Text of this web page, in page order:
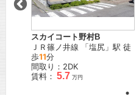
スカイコート野村B
ＪＲ篠ノ井線 「塩尻 」駅 徒
歩11分
間取り：2DK
賃料： 5.7 万円